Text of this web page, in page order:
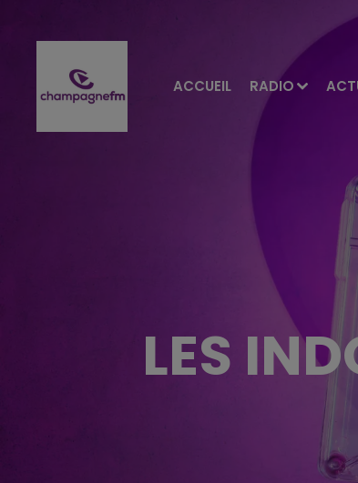
ACCUEIL RADIO
LES